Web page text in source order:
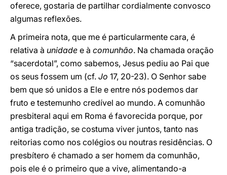
oferece, gostaria de partilhar cordialmente convosco
algumas reflexões.
A primeira nota, que me é particularmente cara, é
relativa à unidade e à comunhão. Na chamada oração
“sacerdotal”, como sabemos, Jesus pediu ao Pai que
os seus fossem um (cf. Jo 17, 20-23). O Senhor sabe
bem que só unidos a Ele e entre nós podemos dar
fruto e testemunho credível ao mundo. A comunhão
presbiteral aqui em Roma é favorecida porque, por
antiga tradição, se costuma viver juntos, tanto nas
reitorias como nos colégios ou noutras residências. O
presbítero é chamado a ser homem da comunhão,
pois ele é o primeiro que a vive, alimentando-a